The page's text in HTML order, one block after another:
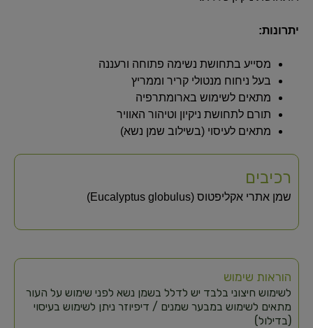
יתרונות:
מסייע בתחושת נשימה פתוחה ורעננה
בעל ניחוח מנטולי קריר וממריץ
מתאים לשימוש בארומתרפיה
תורם לתחושת ניקיון וטיהור האוויר
מתאים לעיסוי (בשילוב שמן נשא)
רכיבים
שמן אתרי אקליפטוס (Eucalyptus globulus)
הוראות שימוש
לשימוש חיצוני בלבד יש לדלל בשמן נשא לפני שימוש על העור
מתאים לשימוש במבער שמנים / דיפיוזר ניתן לשימוש בעיסוי
(בדילול)